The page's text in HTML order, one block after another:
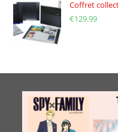
Coffret
€129.99